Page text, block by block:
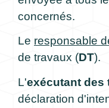
concernés.
Le responsable
de travaux (DT).
L'exécutant des
déclaration